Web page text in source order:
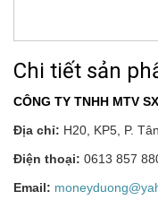
Chi tiết sản
CÔNG TY TNHH MTV
Địa chỉ: H20, KP5, P.
Điện thoại: 0613 857
Email: